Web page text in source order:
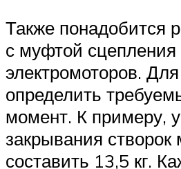
Также понадобится
с муфтой
электромоторов. Для
определить
момент. К примеру,
закрывания створок
составить 13,5 кг.